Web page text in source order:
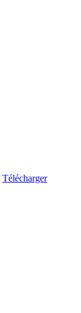
Télécharger